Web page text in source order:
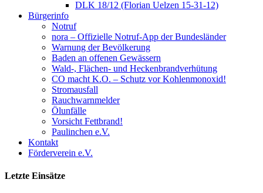
DLK 18/12 (Florian Uelzen 15-31-12)
Bürgerinfo
Notruf
nora – Offizielle Notruf-App der Bundesländer
Warnung der Bevölkerung
Baden an offenen Gewässern
Wald-, Flächen- und Heckenbrandverhütung
CO macht K.O. – Schutz vor Kohlenmonoxid!
Stromausfall
Rauchwarnmelder
Ölunfälle
Vorsicht Fettbrand!
Paulinchen e.V.
Kontakt
Förderverein e.V.
Letzte Einsätze